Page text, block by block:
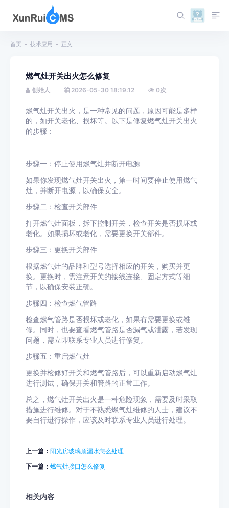
首页 技术应用 正文
燃气灶开关出火怎么修复
创始人 2026-05-30 18:19:12 0次
燃气灶开关出火，是一种常见的问题，原因可能是多样
的，如开关老化、损坏等。以下是修复燃气灶开关出火
的步骤：
步骤一：停止使用燃气灶并断开电源
如果你发现燃气灶开关出火，第一时间要停止使用燃气
灶，并断开电源，以确保安全。
步骤二：检查开关部件
打开燃气灶面板，拆下控制开关，检查开关是否损坏或
老化。如果损坏或老化，需要更换开关部件。
步骤三：更换开关部件
根据燃气灶的品牌和型号选择相应的开关，购买并更
换。更换时，需注意开关的接线连接、固定方式等细
节，以确保安装正确。
步骤四：检查燃气管路
检查燃气管路是否损坏或老化，如果有需要更换或维
修。同时，也要查看燃气管路是否漏气或泄露，若发现
问题，需立即联系专业人员进行修复。
步骤五：重启燃气灶
更换并检修好开关和燃气管路后，可以重新启动燃气灶
进行测试，确保开关和管路的正常工作。
总之，燃气灶开关出火是一种危险现象，需要及时采取
措施进行维修。对于不熟悉燃气灶维修的人士，建议不
要自行进行操作，应该及时联系专业人员进行处理。
上一篇： 阳光房玻璃顶漏水怎么处理
下一篇： 燃气灶接口怎么修复
相关内容